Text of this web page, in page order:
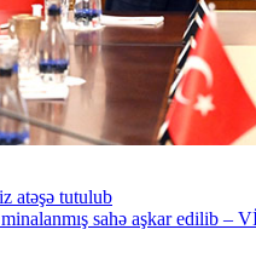
atəşə tutulub
sahə aşkar edilib –